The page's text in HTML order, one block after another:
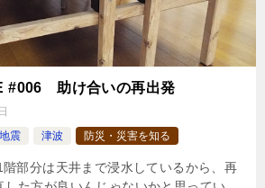
#006 助け合いの再出発
地震 津波 防災・災害を知る
部分は天井まで浸水しているから、再